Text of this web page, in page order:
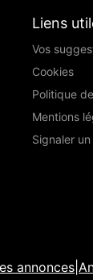
Liens
Vos
Cookies
Politique
Mentions
Signaler
annonces